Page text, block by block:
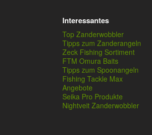
Interessantes
Top Zanderwobbler
Tipps zum Zanderangeln
Zeck Fishing Sortiment
FTM Omura Baits
Tipps zum Spoonangeln
Fishing Tackle Max
Angebote
Seika Pro Produkte
Nightveit Zanderwobbler